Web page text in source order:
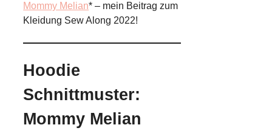
Mommy Melian* – mein Beitrag zum
Kleidung Sew Along 2022!
Hoodie
Schnittmuster:
Mommy Melian